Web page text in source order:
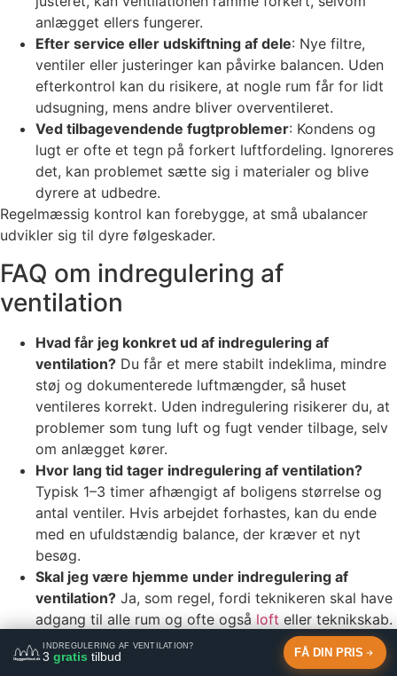
anlægget ellers fungerer.
Efter service eller udskiftning af dele: Nye filtre,
ventiler eller justeringer kan påvirke balancen. Uden
efterkontrol kan du risikere, at nogle rum får for lidt
udsugning, mens andre bliver overventileret.
Ved tilbagevendende fugtproblemer: Kondens og
lugt er ofte et tegn på forkert luftfordeling. Ignoreres
det, kan problemet sætte sig i materialer og blive
dyrere at udbedre.
Regelmæssig kontrol kan forebygge, at små ubalancer
udvikler sig til dyre følgeskader.
FAQ om indregulering af
ventilation
Hvad får jeg konkret ud af indregulering af
ventilation? Du får et mere stabilt indeklima, mindre
støj og dokumenterede luftmængder, så huset
ventileres korrekt. Uden indregulering risikerer du, at
problemer som tung luft og fugt vender tilbage, selv
om anlægget kører.
Hvor lang tid tager indregulering af ventilation?
Typisk 1–3 timer afhængigt af boligens størrelse og
antal ventiler. Hvis arbejdet forhastes, kan du ende
med en ufuldstændig balance, der kræver et nyt
besøg.
Skal jeg være hjemme under indregulering af
ventilation? Ja, som regel, fordi teknikeren skal have
adgang til alle rum og ofte også loft eller teknikskab.
Hvis adgangen ikke er mulig, kan nogle målepunkter
blive sprunget over, og resultatet bliver mindre
INDREGULERING AF VENTILATION?
3gratis tilbud FÅ DIN PRIS